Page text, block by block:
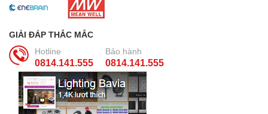
GIẢI ĐÁP THẮC MẮC
Hotline
0814.141.555
Bảo hành
0814.141.555